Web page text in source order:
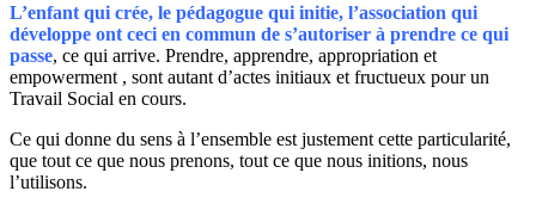
L’enfant qui crée, le pédagogue qui initie, l’association qui
développe ont ceci en commun de s’autoriser à prendre ce qui
passe, ce qui arrive. Prendre, apprendre, appropriation et
empowerment , sont autant d’actes initiaux et fructueux pour un
Travail Social en cours.
Ce qui donne du sens à l’ensemble est justement cette particularité,
que tout ce que nous prenons, tout ce que nous initions, nous
l’utilisons.